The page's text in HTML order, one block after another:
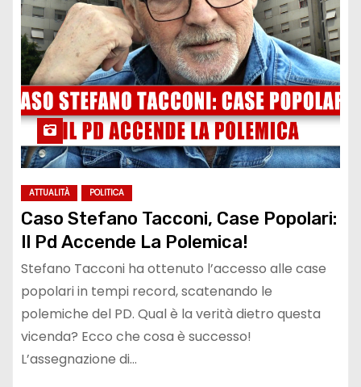
ATTUALITÀ POLITICA
Caso Stefano Tacconi, Case Popolari:
Il Pd Accende La Polemica!
Stefano Tacconi ha ottenuto l’accesso alle case
popolari in tempi record, scatenando le
polemiche del PD. Qual è la verità dietro questa
vicenda? Ecco che cosa è successo!
L’assegnazione di…